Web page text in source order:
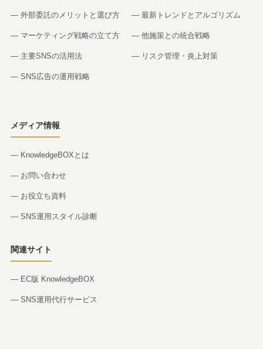
— 外部委託のメリットと選び方
— マーケティング戦略の立て方
— 主要SNSの活用法
— SNS広告の運用戦略
— 最新トレンドとアルゴリズム
— 他施策との統合戦略
— リスク管理・炎上対策
メディア情報
— KnowledgeBOXとは
— お問い合わせ
— お役立ち資料
— SNS運用スタイル診断
関連サイト
— EC版 KnowledgeBOX
— SNS運用代行サービス